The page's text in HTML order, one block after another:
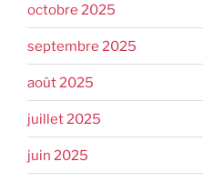
octobre 2025
septembre 2025
août 2025
juillet 2025
juin 2025